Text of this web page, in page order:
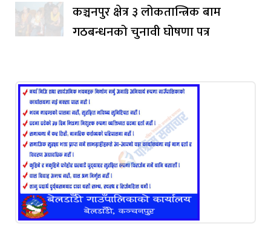
कञ्चनपुर क्षेत्र ३ लोकतान्त्रिक बाम
गठबन्धनको चुनावी घोषणा पत्र